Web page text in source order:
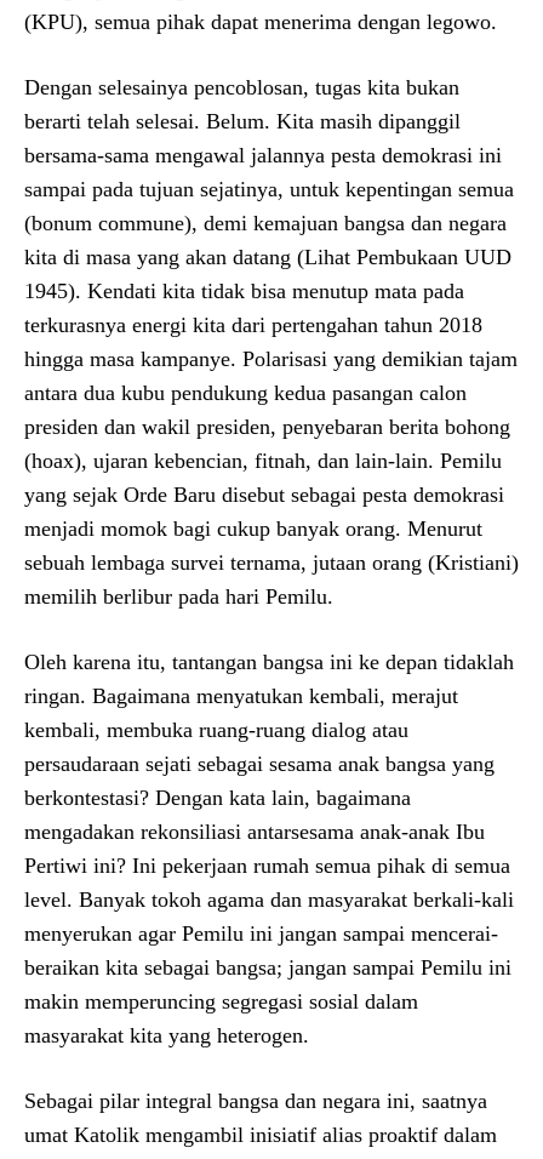
(KPU), semua pihak dapat menerima dengan legowo.
Dengan selesainya pencoblosan, tugas kita bukan
berarti telah selesai. Belum. Kita masih dipanggil
bersama-sama mengawal jalannya pesta demokrasi ini
sampai pada tujuan sejatinya, untuk kepentingan semua
(bonum commune), demi kemajuan bangsa dan negara
kita di masa yang akan datang (Lihat Pembukaan UUD
1945). Kendati kita tidak bisa menutup mata pada
terkurasnya energi kita dari pertengahan tahun 2018
hingga masa kampanye. Polarisasi yang demikian tajam
antara dua kubu pendukung kedua pasangan calon
presiden dan wakil presiden, penyebaran berita bohong
(hoax), ujaran kebencian, fitnah, dan lain-lain. Pemilu
yang sejak Orde Baru disebut sebagai pesta demokrasi
menjadi momok bagi cukup banyak orang. Menurut
sebuah lembaga survei ternama, jutaan orang (Kristiani)
memilih berlibur pada hari Pemilu.
Oleh karena itu, tantangan bangsa ini ke depan tidaklah
ringan. Bagaimana menyatukan kembali, merajut
kembali, membuka ruang-ruang dialog atau
persaudaraan sejati sebagai sesama anak bangsa yang
berkontestasi? Dengan kata lain, bagaimana
mengadakan rekonsiliasi antarsesama anak-anak Ibu
Pertiwi ini? Ini pekerjaan rumah semua pihak di semua
level. Banyak tokoh agama dan masyarakat berkali-kali
menyerukan agar Pemilu ini jangan sampai mencerai-
beraikan kita sebagai bangsa; jangan sampai Pemilu ini
makin memperuncing segregasi sosial dalam
masyarakat kita yang heterogen.
Sebagai pilar integral bangsa dan negara ini, saatnya
umat Katolik mengambil inisiatif alias proaktif dalam